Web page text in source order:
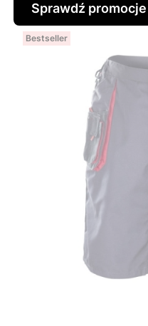
Sprawdź promocje
Bestseller